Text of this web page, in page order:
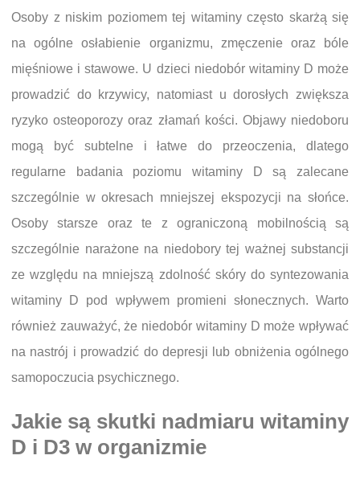
Osoby z niskim poziomem tej witaminy często skarżą się
na ogólne osłabienie organizmu, zmęczenie oraz bóle
mięśniowe i stawowe. U dzieci niedobór witaminy D może
prowadzić do krzywicy, natomiast u dorosłych zwiększa
ryzyko osteoporozy oraz złamań kości. Objawy niedoboru
mogą być subtelne i łatwe do przeoczenia, dlatego
regularne badania poziomu witaminy D są zalecane
szczególnie w okresach mniejszej ekspozycji na słońce.
Osoby starsze oraz te z ograniczoną mobilnością są
szczególnie narażone na niedobory tej ważnej substancji
ze względu na mniejszą zdolność skóry do syntezowania
witaminy D pod wpływem promieni słonecznych. Warto
również zauważyć, że niedobór witaminy D może wpływać
na nastrój i prowadzić do depresji lub obniżenia ogólnego
samopoczucia psychicznego.
Jakie są skutki nadmiaru witaminy
D i D3 w organizmie